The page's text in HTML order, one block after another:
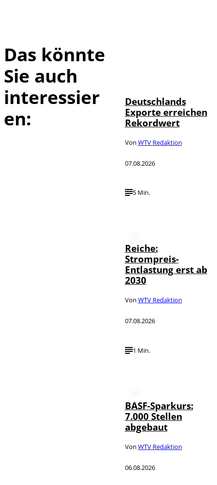
Das könnte
Sie auch
interessier
en:
Deutschlands
Exporte erreichen
Rekordwert
Von WTV Redaktion
07.08.2026
5 Min.
Reiche:
Strompreis-
Entlastung erst ab
2030
Von WTV Redaktion
07.08.2026
1 Min.
BASF-Sparkurs:
7.000 Stellen
abgebaut
Von WTV Redaktion
06.08.2026